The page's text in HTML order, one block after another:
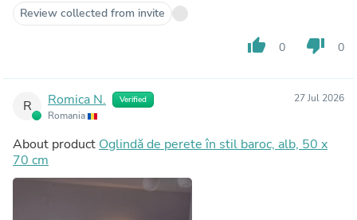
Review collected from invite
thumb_up 0 thumb_down 0
R Romica N. Verified
Romania
27 Jul 2026
About product Oglindă de perete în stil baroc, alb, 50 x
70 cm